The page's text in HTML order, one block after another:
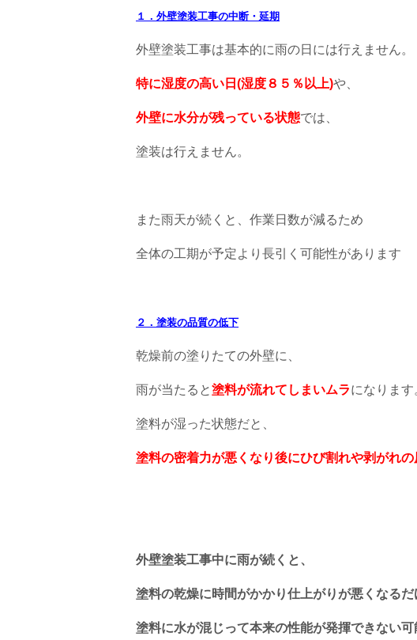
１．外壁塗装工事の中断・延期
外壁塗装工事は基本的に雨の日には行えません。
特に湿度の高い日(湿度８５％以上)や、
外壁に水分が残っている状態では、
塗装は行えません。
また雨天が続くと、作業日数が減るため
全体の工期が予定より長引く可能性があります
２．塗装の品質の低下
乾燥前の塗りたての外壁に、
雨が当たると塗料が流れてしまいムラになります
塗料が湿った状態だと、
塗料の密着力が悪くなり後にひび割れや剥がれの
外壁塗装工事中に雨が続くと、
塗料の乾燥に時間がかかり仕上がりが悪くなるだ
塗料に水が混じって本来の性能が発揮できない可